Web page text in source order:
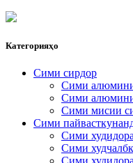
Категорияҳо
Сими сирдор
Сими
Сими
Сими мисии
Сими
Сими
Сими